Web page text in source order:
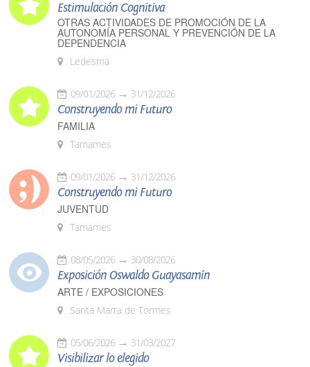
Estimulación Cognitiva
OTRAS ACTIVIDADES DE PROMOCIÓN DE LA
AUTONOMÍA PERSONAL Y PREVENCIÓN DE LA
DEPENDENCIA
Ledesma
09/01/2026 31/12/2026
Construyendo mi Futuro
FAMILIA
Tamames
09/01/2026 31/12/2026
Construyendo mi Futuro
JUVENTUD
Tamames
08/05/2026 30/08/2026
Exposición Oswaldo Guayasamín
ARTE / EXPOSICIONES
Santa Marta de Tormes
05/06/2026 31/03/2027
Visibilizar lo elegido